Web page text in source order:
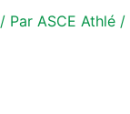
/ Par ASCE Athlé /